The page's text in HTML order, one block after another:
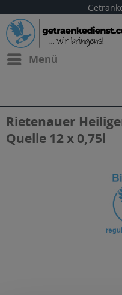
Menü
Rietenauer
Quelle 12 x 0,75l